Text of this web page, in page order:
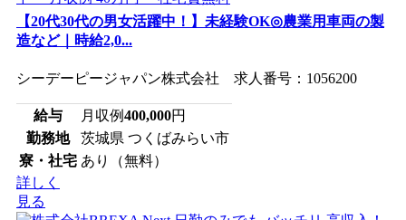
【20代30代の男女活躍中！】未経験OK◎農業用車両の製
造など｜時給2,0...
シーデーピージャパン株式会社 求人番号：1056200
給与 月収例400,000円
勤務地
茨城県 つくばみらい市
寮・社宅 あり（無料）
詳しく
見る